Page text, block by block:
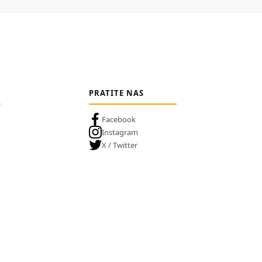
PRATITE NAS
Facebook
Instagram
X / Twitter